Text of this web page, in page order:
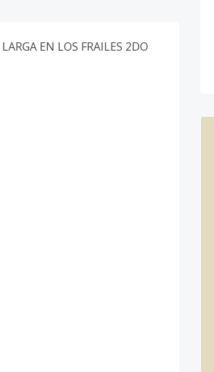
EN LOS FRAILES 2DO